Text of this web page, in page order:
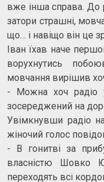
вже інша справа. До
затори страшні,
що… і навіщо він це
Іван їхав наче
ворухнутись
мовчання вирішив
- Можна хоч радіо
зосереджений на
Увімкнувши радіо
жіночий голос
- В гонитві за
власністю Шовко
переходять всі